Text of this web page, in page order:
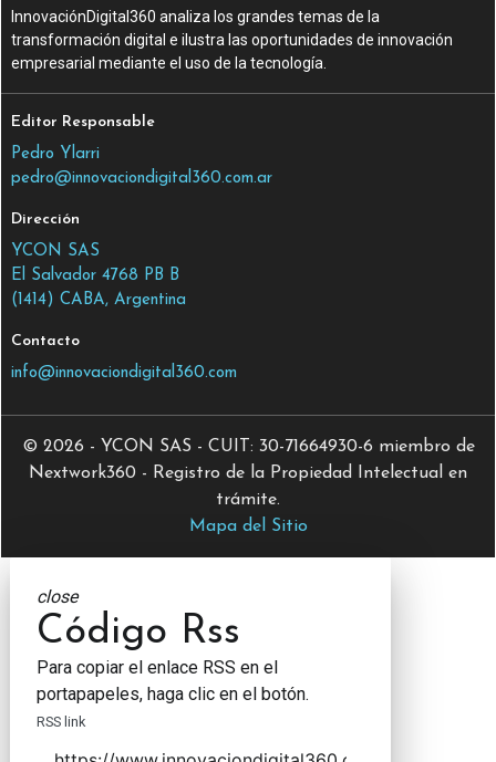
InnovaciónDigital360 analiza los grandes temas de la
transformación digital e ilustra las oportunidades de innovación
empresarial mediante el uso de la tecnología.
Editor Responsable
Pedro Ylarri
pedro@innovaciondigital360.com.ar
Dirección
YCON SAS
El Salvador 4768 PB B
(1414) CABA, Argentina
Contacto
info@innovaciondigital360.com
© 2026 - YCON SAS - CUIT: 30-71664930-6 miembro de
Nextwork360 - Registro de la Propiedad Intelectual en
trámite.
Mapa del Sitio
close
Código Rss
Para copiar el enlace RSS en el
portapapeles, haga clic en el botón.
RSS link